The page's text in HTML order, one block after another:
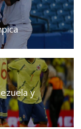
y